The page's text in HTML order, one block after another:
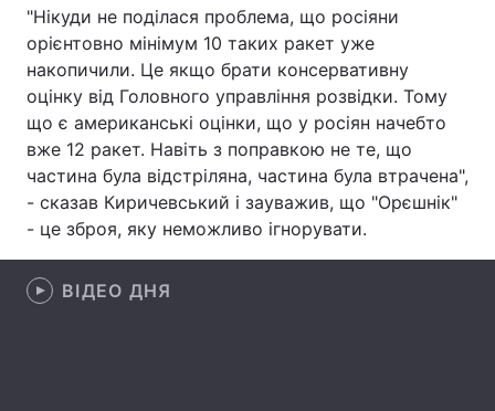
Зброя Інциденти
Здоров'я Туризм
Цікавинки Погода
Екологія Регіони
Лонгріди
"Нікуди не поділася проблема, що росіяни
орієнтовно мінімум 10 таких ракет уже
накопичили. Це якщо брати консервативну
оцінку від Головного управління розвідки. Тому
що є американські оцінки, що у росіян начебто
вже 12 ракет. Навіть з поправкою не те, що
частина була відстріляна, частина була втрачена",
- сказав Киричевський і зауважив, що "Орєшнік"
- це зброя, яку неможливо ігнорувати.
ВІДЕО ДНЯ